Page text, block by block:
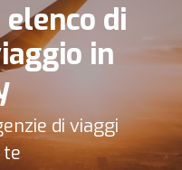
di
in
di viaggi
te